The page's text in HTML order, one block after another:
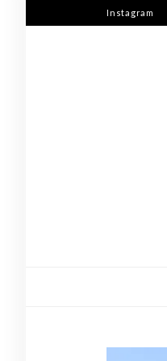
to
Instagram